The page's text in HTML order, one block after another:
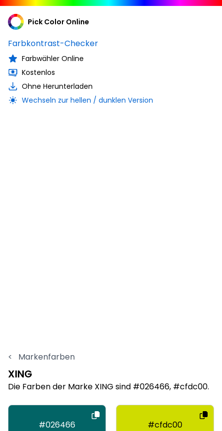
Pick Color Online
Farbkontrast-Checker
Farbwähler Online
Kostenlos
Ohne Herunterladen
Wechseln zur hellen / dunklen Version
< Markenfarben
XING
Die Farben der Marke XING sind #026466, #cfdc00.
#026466 #cfdc00